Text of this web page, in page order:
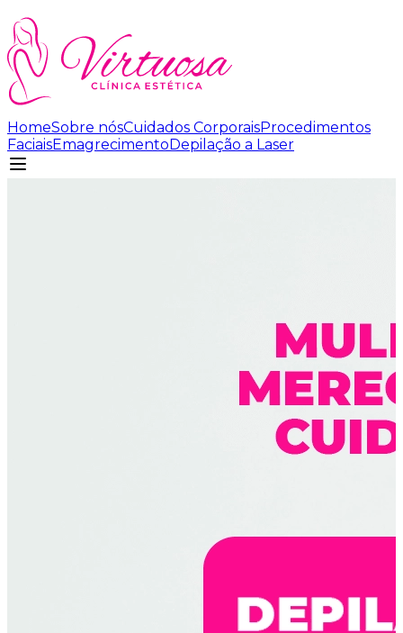
HomeSobre nósCuidados CorporaisProcedimentos
FaciaisEmagrecimentoDepilação a Laser